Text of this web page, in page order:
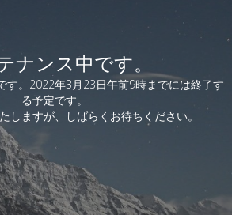
ナンス中です。
す。2022年3月23日午前9時までには終了す
る予定です。
しますが、しばらくお待ちください。